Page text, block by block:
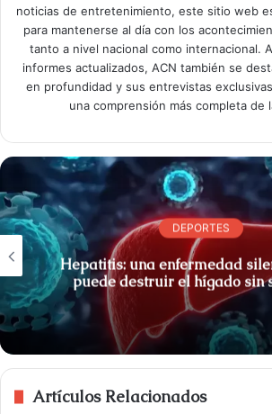
noticias de entretenimiento, este sitio web
para mantenerse al día con los
tanto a nivel nacional como internacional.
informes actualizados, ACN también se
en profundidad y sus entrevistas
una comprensión más completa de
DEPORTES
Hepatitis: una enfermedad
puede destruir el hígado sin
Artículos Relacionados